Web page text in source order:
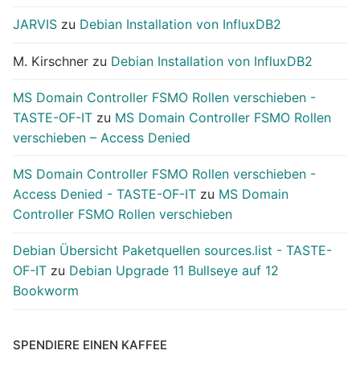
JARVIS zu Debian Installation von InfluxDB2
M. Kirschner zu Debian Installation von InfluxDB2
MS Domain Controller FSMO Rollen verschieben -
TASTE-OF-IT zu MS Domain Controller FSMO Rollen
verschieben – Access Denied
MS Domain Controller FSMO Rollen verschieben -
Access Denied - TASTE-OF-IT zu MS Domain
Controller FSMO Rollen verschieben
Debian Übersicht Paketquellen sources.list - TASTE-
OF-IT zu Debian Upgrade 11 Bullseye auf 12
Bookworm
SPENDIERE EINEN KAFFEE